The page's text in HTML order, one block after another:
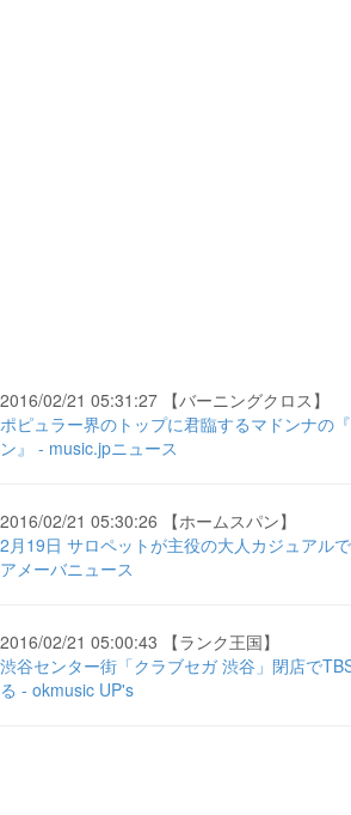
2016/02/21 05:31:27 【バーニングクロス】
ポピュラー界のトップに君臨するマドンナの
ン』 - music.jpニュース
2016/02/21 05:30:26 【ホームスパン】
2月19日 サロペットが主役の大人カジュアル
アメーバニュース
2016/02/21 05:00:43 【ランク王国】
渋谷センター街「クラブセガ 渋谷」閉店で
る - okmusic UP's